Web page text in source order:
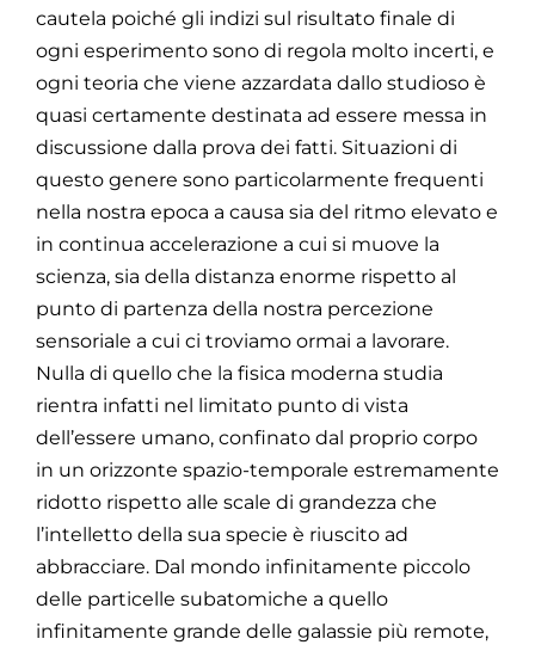
cautela poiché gli indizi sul risultato finale di
ogni esperimento sono di regola molto incerti, e
ogni teoria che viene azzardata dallo studioso è
quasi certamente destinata ad essere messa in
discussione dalla prova dei fatti. Situazioni di
questo genere sono particolarmente frequenti
nella nostra epoca a causa sia del ritmo elevato e
in continua accelerazione a cui si muove la
scienza, sia della distanza enorme rispetto al
punto di partenza della nostra percezione
sensoriale a cui ci troviamo ormai a lavorare.
Nulla di quello che la fisica moderna studia
rientra infatti nel limitato punto di vista
dell’essere umano, confinato dal proprio corpo
in un orizzonte spazio-temporale estremamente
ridotto rispetto alle scale di grandezza che
l’intelletto della sua specie è riuscito ad
abbracciare. Dal mondo infinitamente piccolo
delle particelle subatomiche a quello
infinitamente grande delle galassie più remote,